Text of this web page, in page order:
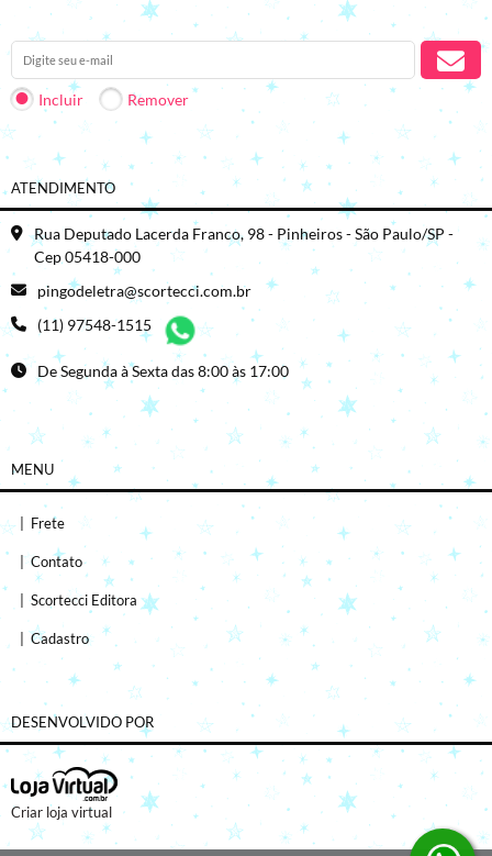
Receba nossas novidades em seu e-mail.
Incluir Remover
ATENDIMENTO
Rua Deputado Lacerda Franco, 98 - Pinheiros - São Paulo/SP -
Cep 05418-000
pingodeletra@scortecci.com.br
(11) 97548-1515
De Segunda à Sexta das 8:00 às 17:00
MENU
| Frete
| Contato
| Scortecci Editora
| Cadastro
DESENVOLVIDO POR
Criar loja virtual